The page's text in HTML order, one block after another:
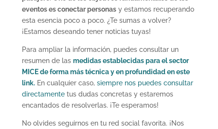
eventos es conectar personasy estamos recuperando
esta esencia poco a poco. ¿Te sumas a volver?
¡Estamos deseando tener noticias tuyas!
Para ampliar la información, puedes consultar un
resumen de las medidas establecidas para el sector
MICE de forma más técnica y en profundidad en este
link.En cualquier caso, siempre nos puedes consultar
directamentetus dudas concretas y estaremos
encantados de resolverlas. ¡Te esperamos!
No olvides seguirnos en tu red social favorita. ¡Nos